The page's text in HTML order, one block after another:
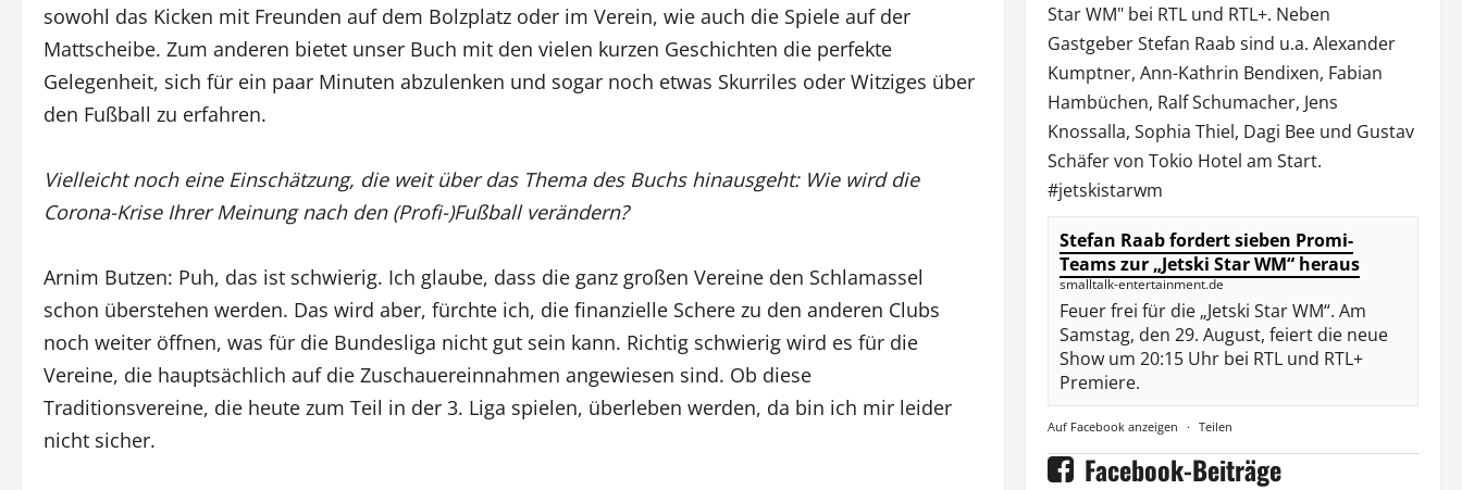
sowohl das Kicken mit Freunden auf dem Bolzplatz oder im Verein, wie auch die Spiele auf der
Mattscheibe. Zum anderen bietet unser Buch mit den vielen kurzen Geschichten die perfekte
Gelegenheit, sich für ein paar Minuten abzulenken und sogar noch etwas Skurriles oder Witziges über
den Fußball zu erfahren.
Vielleicht noch eine Einschätzung, die weit über das Thema des Buchs hinausgeht: Wie wird die
Corona-Krise Ihrer Meinung nach den (Profi-)Fußball verändern?
Arnim Butzen: Puh, das ist schwierig. Ich glaube, dass die ganz großen Vereine den Schlamassel
schon überstehen werden. Das wird aber, fürchte ich, die finanzielle Schere zu den anderen Clubs
noch weiter öffnen, was für die Bundesliga nicht gut sein kann. Richtig schwierig wird es für die
Vereine, die hauptsächlich auf die Zuschauereinnahmen angewiesen sind. Ob diese
Traditionsvereine, die heute zum Teil in der 3. Liga spielen, überleben werden, da bin ich mir leider
nicht sicher.
Star WM" bei RTLund RTL+. Neben
Gastgeber Stefan Raab sind u.a. Alexander
Kumptner, Ann-Kathrin Bendixen, Fabian
Hambüchen, Ralf Schumacher, Jens
Knossalla, Sophia Thiel, Dagi Beeund Gustav
Schäfer von Tokio Hotel am Start.
#jetskistarwm
Stefan Raab fordert sieben Promi-
Teams zur „Jetski Star WM“ heraus
smalltalk-entertainment.de
Feuer frei für die „Jetski Star WM“. Am
Samstag, den 29. August, feiert die neue
Show um 20:15 Uhr bei RTL und RTL+
Premiere.
Auf Facebook anzeigen · Teilen
Facebook-Beiträge